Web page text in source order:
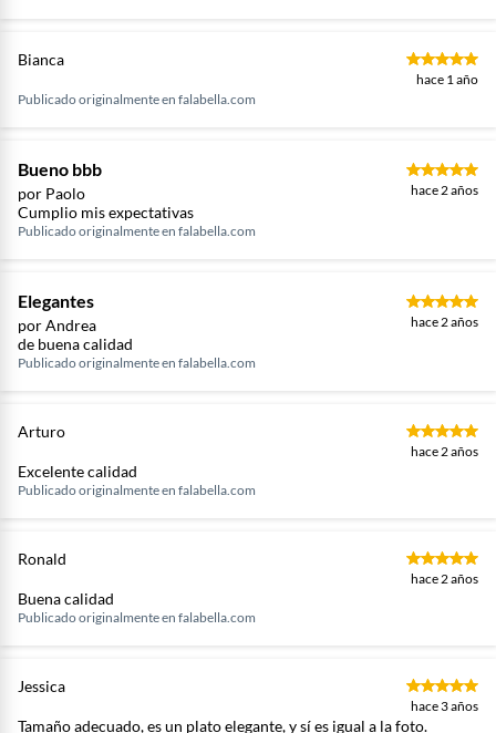
Bianca
hace 1 año
Publicado originalmente en falabella.com
Bueno bbb
por Paolo hace 2 años
Cumplio mis expectativas
Publicado originalmente en falabella.com
Elegantes
por Andrea hace 2 años
de buena calidad
Publicado originalmente en falabella.com
Arturo
hace 2 años
Excelente calidad
Publicado originalmente en falabella.com
Ronald
hace 2 años
Buena calidad
Publicado originalmente en falabella.com
Jessica
hace 3 años
Tamaño adecuado, es un plato elegante, y sí es igual a la foto.